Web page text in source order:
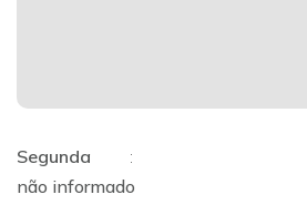
Segunda
:
não informado